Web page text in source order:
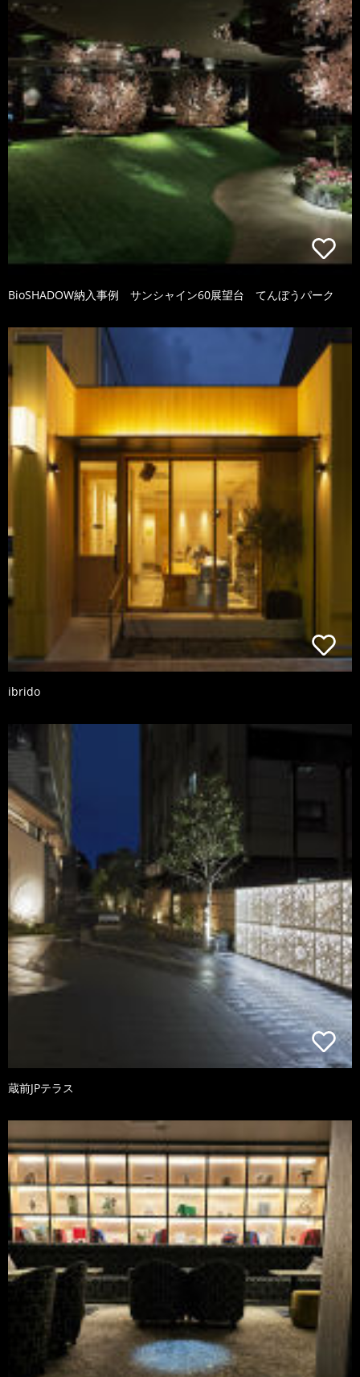
BioSHADOW納入事例 サンシャイン60展望台 てんぼうパーク
ibrido
蔵前JPテラス